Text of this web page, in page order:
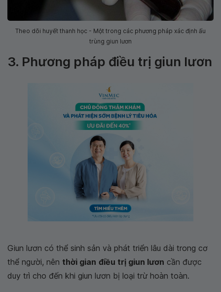
Theo dõi huyết thanh học - Một trong các phương pháp xác định ấu
trùng giun lươn
3. Phương pháp điều trị giun lươn
Giun lươn có thể sinh sản và phát triển lâu dài trong cơ
thể người, nên thời gian điều trị giun lươn cần được
duy trì cho đến khi giun lươn bị loại trừ hoàn toàn.